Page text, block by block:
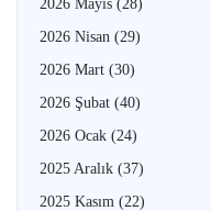
2026 Mayıs (28)
2026 Nisan (29)
2026 Mart (30)
2026 Şubat (40)
2026 Ocak (24)
2025 Aralık (37)
2025 Kasım (22)